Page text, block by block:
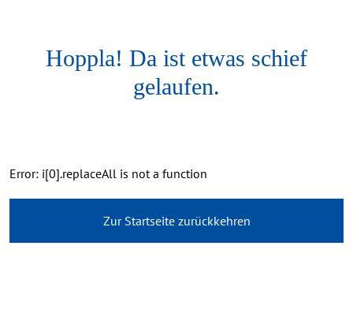
Hoppla! Da ist etwas schief
gelaufen.
Error: i[0].replaceAll is not a function
Zur Startseite zurückkehren